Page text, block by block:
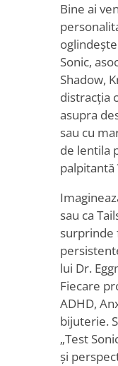
Bine ai
Sonic,
Shadow,
distracția
asupra
sau cu
de lentila
palpitantă
sau ca
surprinde
lui Dr.
Fiecare
ADHD,
bijuterie.
„Test
și